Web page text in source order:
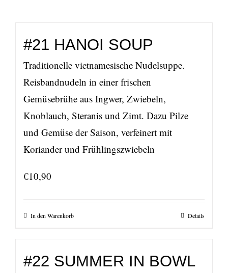
#21 HANOI SOUP
Traditionelle vietnamesische Nudelsuppe.
Reisbandnudeln in einer frischen
Gemüsebrühe aus Ingwer, Zwiebeln,
Knoblauch, Steranis und Zimt. Dazu Pilze
und Gemüse der Saison, verfeinert mit
Koriander und Frühlingszwiebeln
€10,90
In den Warenkorb Details
#22 SUMMER IN BOWL